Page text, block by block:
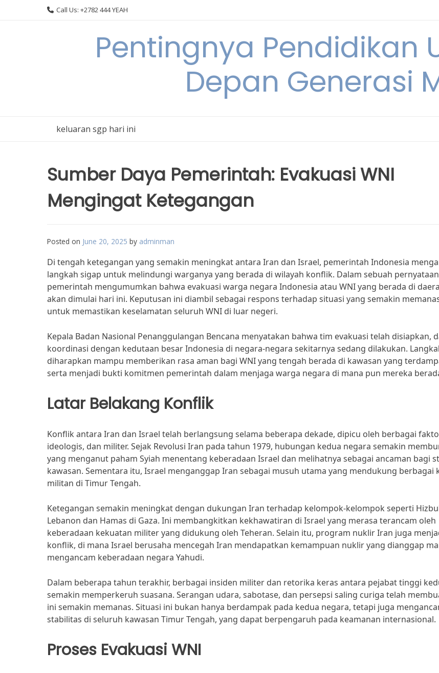
Call Us: +2782 444 YEAH
Pentingnya Pendidikan
Depan Generasi
keluaran sgp hari ini
Sumber Daya Pemerintah: Evakuasi WNI
Mengingat Ketegangan
Posted on June 20, 2025 by adminman
Di tengah ketegangan yang semakin meningkat antara Iran dan Israel, pemerintah Indonesia
langkah sigap untuk melindungi warganya yang berada di wilayah konflik. Dalam sebuah
pemerintah mengumumkan bahwa evakuasi warga negara Indonesia atau WNI yang berada di
akan dimulai hari ini. Keputusan ini diambil sebagai respons terhadap situasi yang semakin
untuk memastikan keselamatan seluruh WNI di luar negeri.
Kepala Badan Nasional Penanggulangan Bencana menyatakan bahwa tim evakuasi telah disiapkan,
koordinasi dengan kedutaan besar Indonesia di negara-negara sekitarnya sedang dilakukan.
diharapkan mampu memberikan rasa aman bagi WNI yang tengah berada di kawasan yang
serta menjadi bukti komitmen pemerintah dalam menjaga warga negara di mana pun mereka
Latar Belakang Konflik
Konflik antara Iran dan Israel telah berlangsung selama beberapa dekade, dipicu oleh berbagai
ideologis, dan militer. Sejak Revolusi Iran pada tahun 1979, hubungan kedua negara semakin
yang menganut paham Syiah menentang keberadaan Israel dan melihatnya sebagai ancaman bagi
kawasan. Sementara itu, Israel menganggap Iran sebagai musuh utama yang mendukung berbagai
militan di Timur Tengah.
Ketegangan semakin meningkat dengan dukungan Iran terhadap kelompok-kelompok seperti
Lebanon dan Hamas di Gaza. Ini membangkitkan kekhawatiran di Israel yang merasa terancam oleh
keberadaan kekuatan militer yang didukung oleh Teheran. Selain itu, program nuklir Iran juga
konflik, di mana Israel berusaha mencegah Iran mendapatkan kemampuan nuklir yang dianggap
mengancam keberadaan negara Yahudi.
Dalam beberapa tahun terakhir, berbagai insiden militer dan retorika keras antara pejabat tinggi
semakin memperkeruh suasana. Serangan udara, sabotase, dan persepsi saling curiga telah
ini semakin memanas. Situasi ini bukan hanya berdampak pada kedua negara, tetapi juga
stabilitas di seluruh kawasan Timur Tengah, yang dapat berpengaruh pada keamanan internasional.
Proses Evakuasi WNI